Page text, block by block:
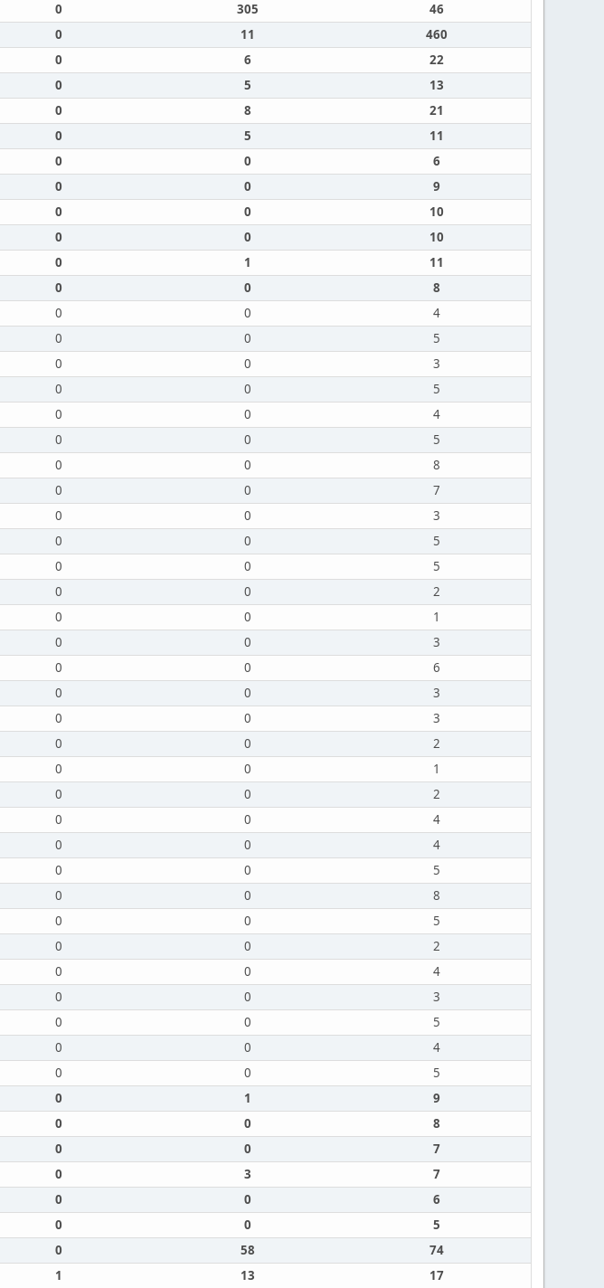
0 305
46
0 11
460
0 6
22
0 5
13
0 8
21
0 5
11
0 0
6
0 0
9
0 0
10
0 0
10
0 1
11
0 0
8
0 0
4
0 0
5
0 0
3
0 0
5
0 0
4
0 0
5
0 0
8
0 0
7
0 0
3
0 0
5
0 0
5
0 0
2
0 0
1
0 0
3
0 0
6
0 0
3
0 0
3
0 0
2
0 0
1
0 0
2
0 0
4
0 0
4
0 0
5
0 0
8
0 0
5
0 0
2
0 0
4
0 0
3
0 0
5
0 0
4
0 0
5
0 1
9
0 0
8
0 0
7
0 3
7
0 0
6
0 0
5
0 58
74
1 13 17